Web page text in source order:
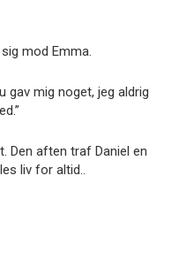
mod Emma.
gav mig noget, jeg aldrig
Den aften traf Daniel en
liv for altid..